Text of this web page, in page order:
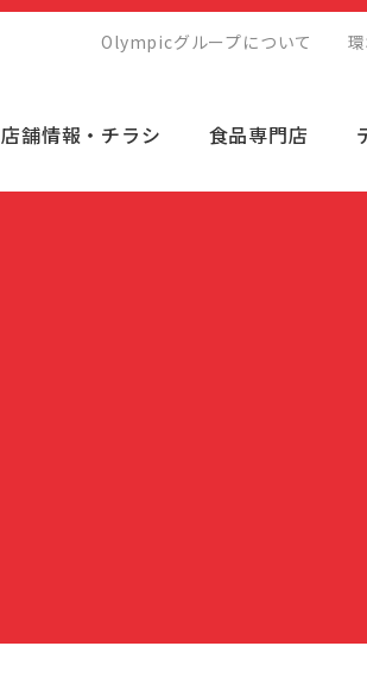
Olympicグループについて
店舗情報・チラシ 食品専門店